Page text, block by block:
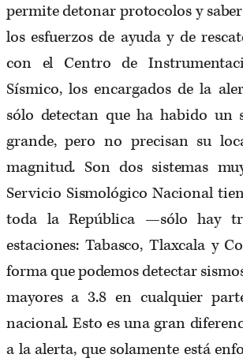
permite detonar protocolos y
los esfuerzos de ayuda y de
con el Centro de
Sísmico, los encargados de la
sólo detectan que ha habido un
grande, pero no precisan su
magnitud. Son dos sistemas
Servicio Sismológico Nacional
toda la República —sólo hay
estaciones: Tabasco, Tlaxcala y
forma que podemos detectar
mayores a 3.8 en cualquier
nacional. Esto es una gran
a la alerta, que solamente está